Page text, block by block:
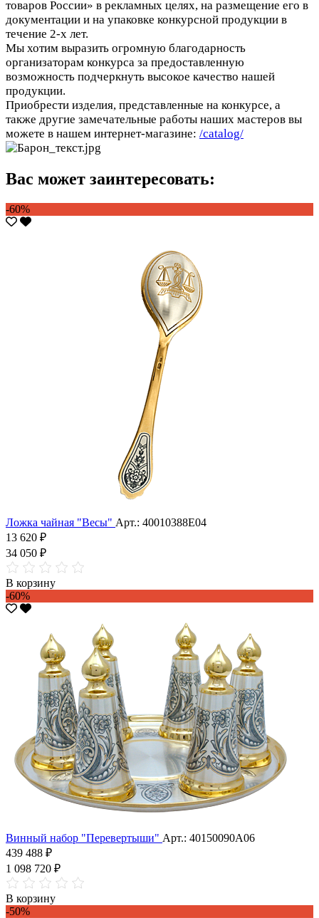
товаров России» в рекламных целях, на размещение его в
документации и на упаковке конкурсной продукции в
течение 2-х лет.
Мы хотим выразить огромную благодарность
организаторам конкурса за предоставленную
возможность подчеркнуть высокое качество нашей
продукции.
Приобрести изделия, представленные на конкурсе, а
также другие замечательные работы наших мастеров вы
можете в нашем интернет-магазине: /catalog/
Вас может заинтересовать:
-60%
Ложка чайная "Весы" Арт.: 40010388Е04
13 620 ₽
34 050 ₽
В корзину
-60%
Винный набор "Перевертыши" Арт.: 40150090А06
439 488 ₽
1 098 720 ₽
В корзину
-50%